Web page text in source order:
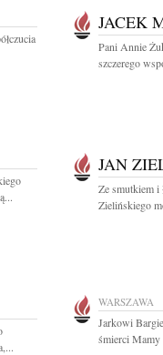
JACEK
Pani Annie
szczerego
JAN
Ze smutkiem i
Zielińskiego
WARSZAWA
Jarkowi
śmierci